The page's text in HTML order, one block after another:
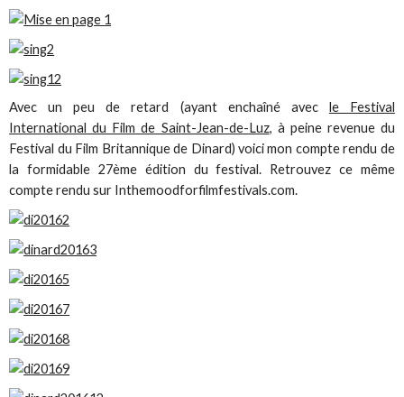
Avec un peu de retard (ayant enchaîné avec le Festival
International du Film de Saint-Jean-de-Luz, à peine revenue du
Festival du Film Britannique de Dinard) voici mon compte rendu de
la formidable 27ème édition du festival. Retrouvez ce même
compte rendu sur Inthemoodforfilmfestivals.com.